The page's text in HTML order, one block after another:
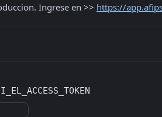
Ingrese en >>
https://